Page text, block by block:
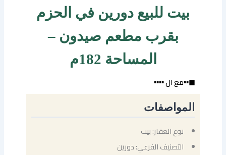
بيت للبيع دورين في الحزم
بقرب مطعم صيدون –
المساحة 182م
◼▪▪مع ال ▪▪▪▪
المواصفات
نوع العقار: بيت
التصنيف الفرعي: دورين